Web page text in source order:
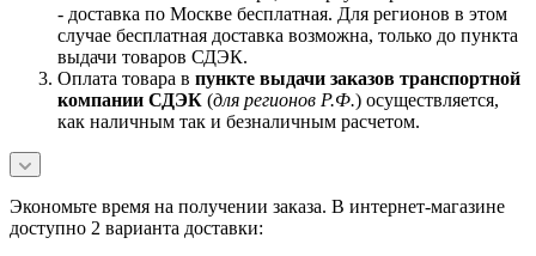
- доставка по Москве бесплатная. Для регионов в этом
случае бесплатная доставка возможна, только до пункта
выдачи товаров СДЭК.
Оплата товара в пункте выдачи заказов транспортной
компании СДЭК (для регионов Р.Ф.) осуществляется,
как наличным так и безналичным расчетом.
Экономьте время на получении заказа. В интернет-магазине
доступно 2 варианта доставки: